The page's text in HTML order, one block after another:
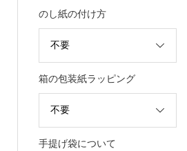
のし紙の付け方
箱の包装紙ラッピング
手提げ袋について